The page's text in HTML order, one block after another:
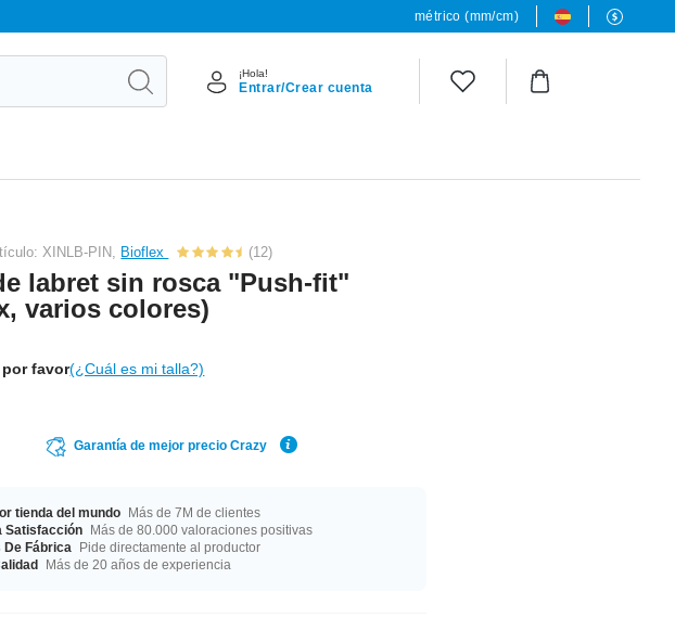
métrico (mm/cm)
¡Hola!
Entrar/Crear cuenta
XINLB-PIN, Bioflex (12)
labret sin rosca "Push-fit"
varios colores)
favor(¿Cuál es mi talla?)
Garantía de mejor precio Crazy
tienda del mundo Más de 7M de clientes
Satisfacción Más de 80.000 valoraciones positivas
De Fábrica
Pide directamente al productor
Más de 20 años de experiencia